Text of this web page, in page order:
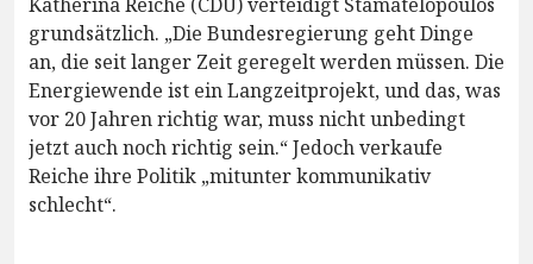
grundsätzlich. „Die Bundesregierung geht Dinge
an, die seit langer Zeit geregelt werden müssen. Die
Energiewende ist ein Langzeitprojekt, und das, was
vor 20 Jahren richtig war, muss nicht unbedingt
jetzt auch noch richtig sein.“ Jedoch verkaufe
Reiche ihre Politik „mitunter kommunikativ
schlecht“.